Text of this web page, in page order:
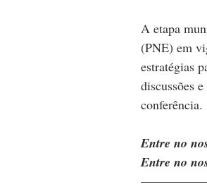
A etapa
(PNE) em
estratégias
discussões
conferência.
Entre no
Entre no